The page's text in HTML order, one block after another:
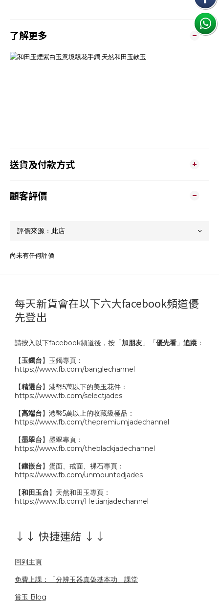
了解更多
送貨及付款方式
顧客評價
尚未有任何評價
每天新貨會在以下六大facebook頻道優
先登出
請按入以下facebook頻道後，按「加朋友 」「優先看 」 追蹤 ：
【玉鐲台】玉鐲專頁：
https://www.fb.com/banglechannel
【精選台】港幣5萬以下的美玉花件：
https://www.fb.com/selectjades
【高端台】港幣5萬以上的收藏級極品：
https://www.fb.com/thepremiumjadechannel
【墨翠台】墨翠專頁：
https://www.fb.com/theblackjadechannel
【鑲嵌台】蛋面、戒面、裸石專頁：
https://www.fb.com/unmountedjades
【和田玉台】天然和田玉專頁：
https://www.fb.com/Hetianjadechannel
↓↓ 快捷連結 ↓↓
回到主頁
免費上課：「分辨玉器真偽基本功」課堂
賞玉 Blog